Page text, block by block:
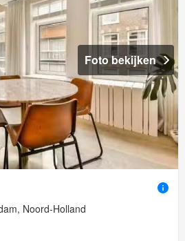
Foto bekijken
Noord-Holland